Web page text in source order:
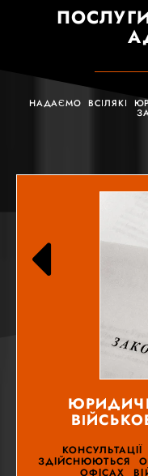
НАДАЄМО ВСІЛЯКІ
ЗДІЙСНЮЮТЬСЯ
ОФІСАХ